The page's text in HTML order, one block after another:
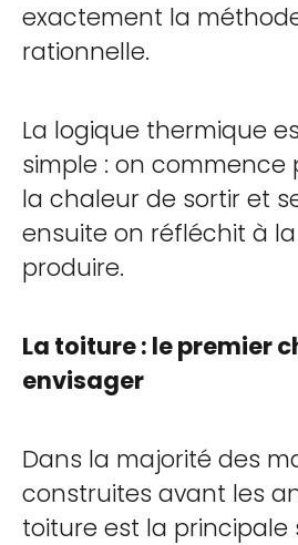
exactement la
rationnelle.
La logique thermique
simple : on
la chaleur de sortir et
ensuite on réfléchit à
produire.
La toiture : le premier
envisager
Dans la majorité des
construites avant les
toiture est la principale